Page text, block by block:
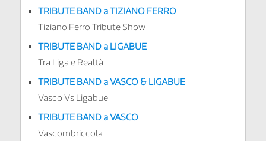
TRIBUTE BAND a TIZIANO FERRO
Tiziano Ferro Tribute Show
TRIBUTE BAND a LIGABUE
Tra Liga e Realtà
TRIBUTE BAND a VASCO & LIGABUE
Vasco Vs Ligabue
TRIBUTE BAND a VASCO
Vascombriccola